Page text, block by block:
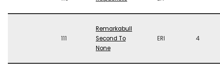
111
Remarkabull
Second To
None
ERI 4